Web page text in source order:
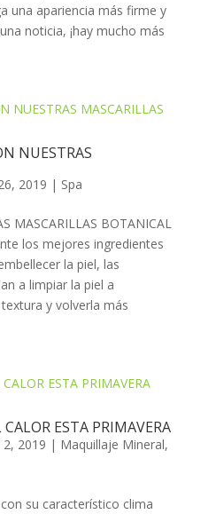
una apariencia más firme y
noticia, ¡hay mucho más
NUESTRAS
2019 | Spa
MASCARILLAS BOTANICAL
los mejores ingredientes
la piel, las
a limpiar la piel a
y volverla más
ESTA PRIMAVERA
2, 2019 | Maquillaje Mineral,
su característico clima